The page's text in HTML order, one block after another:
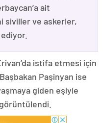
ait
siviller ve askerler,
istifa etmesi için
Paşinyan ise
giden eşiyle